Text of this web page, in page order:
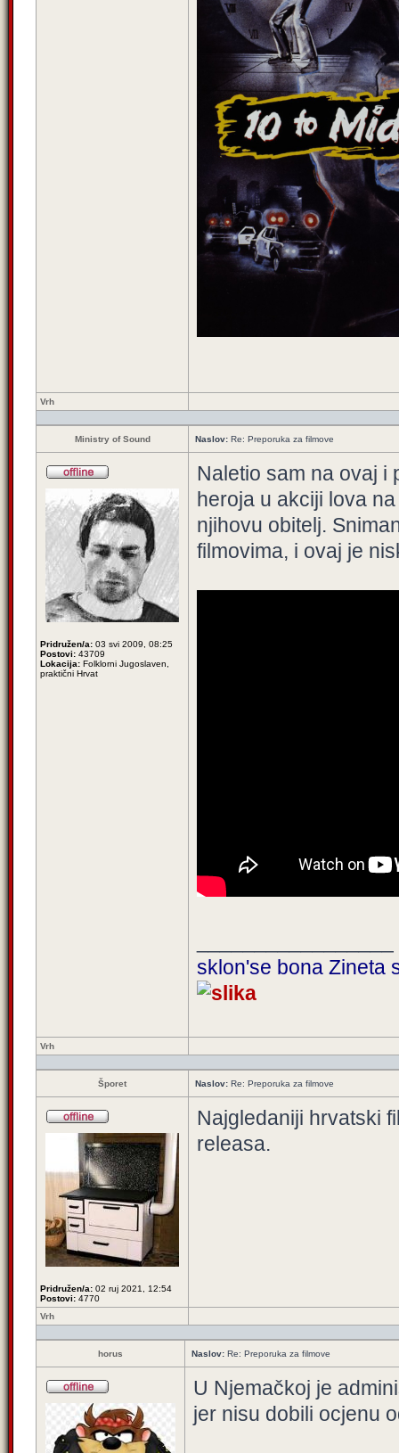
Vrh
Ministry of Sound Naslov: Re: Preporuka za filmove
Pridružen/a: 03 svi 2009, 08:25
Postovi: 43709
Lokacija: Folklorni Jugoslaven,
praktični Hrvat
Naletio sam na ovaj i
heroja u akciji lova
njihovu obitelj.
filmovima, i ovaj je
sklon'se bona Zineta
Vrh
Šporet Naslov: Re: Preporuka za filmove
Pridružen/a: 02 ruj 2021, 12:54
Postovi: 4770
Najgledaniji hrvatski
releasa.
Vrh
horus Naslov: Re: Preporuka za filmove
U Njemačkoj je
jer nisu dobili ocjenu